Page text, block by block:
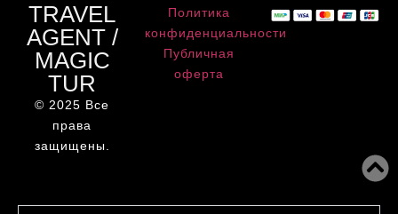
TRAVEL
AGENT /
MAGIC
TUR
© 2025 Все
права
защищены.
Политика
конфиденциальности
Публичная
оферта